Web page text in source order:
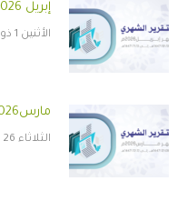
إبريل 2026م
الأثنين 1 ذو الحجة 1447هـ
مارس2026م
الثلاثاء 26 شوال 1447هـ